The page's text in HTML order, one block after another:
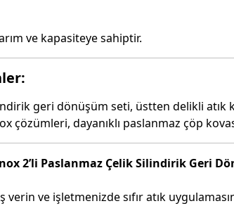
ve kapasiteye sahiptir.
geri dönüşüm seti, üstten delikli atık
dayanıklı paslanmaz çöp
2’li Paslanmaz Çelik Silindirik Geri
ve işletmenizde sıfır atık